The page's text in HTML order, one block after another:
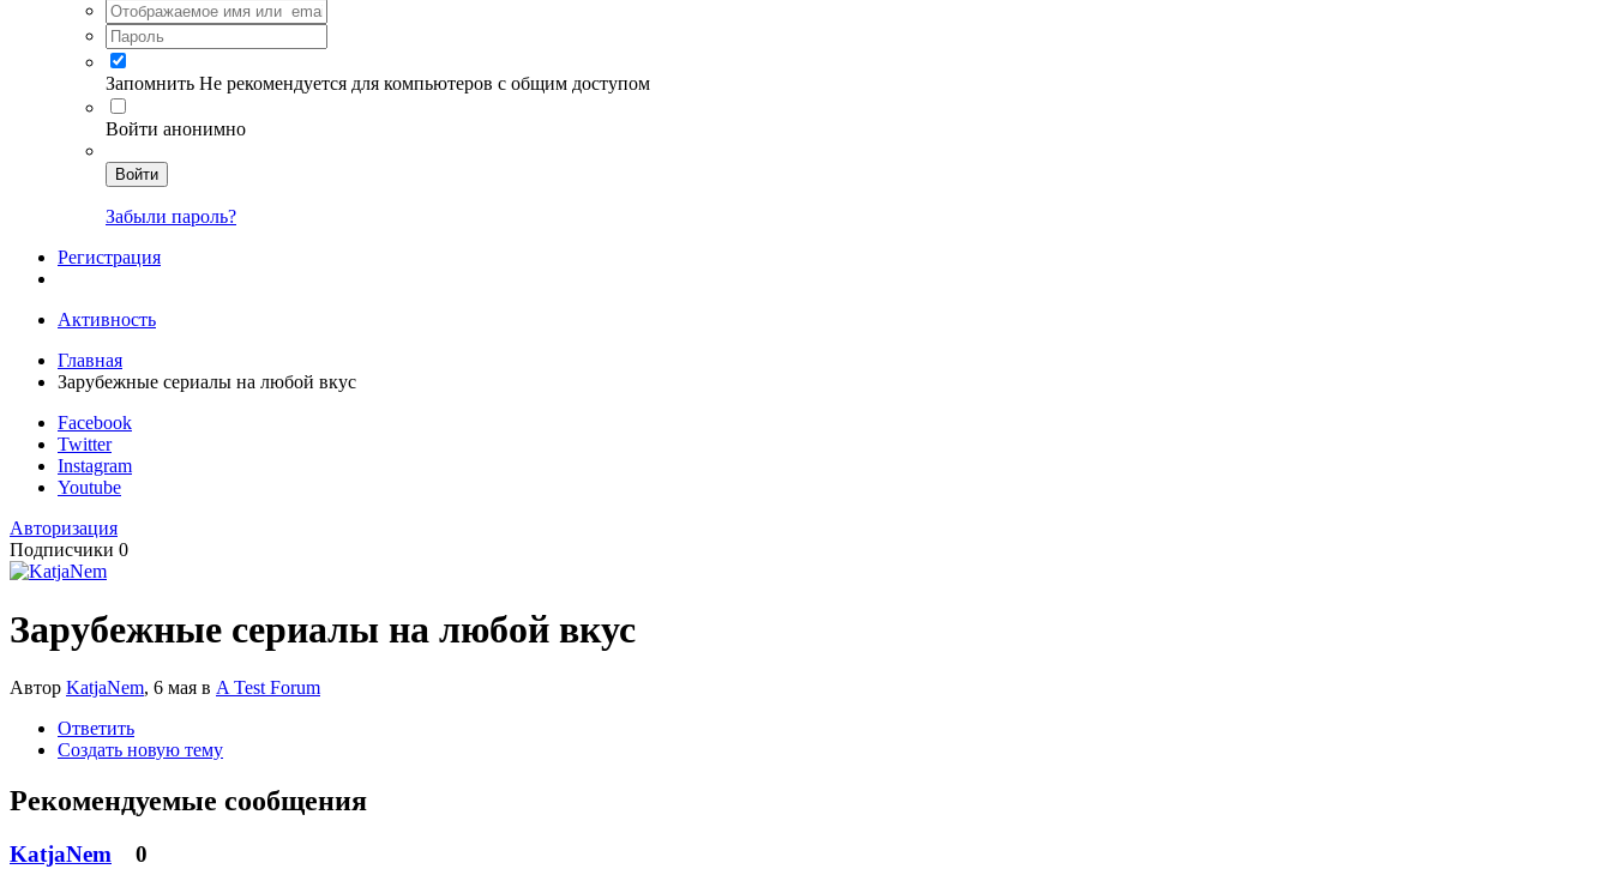
Запомнить Не рекомендуется для компьютеров с общим доступом
Войти анонимно
Войти
Забыли пароль?
Регистрация
Активность
Главная
Зарубежные сериалы на любой вкус
Facebook
Twitter
Instagram
Youtube
Авторизация
Подписчики 0
Зарубежные сериалы на любой вкус
Автор KatjaNem, 6 мая в A Test Forum
Ответить
Создать новую тему
Рекомендуемые сообщения
KatjaNem 0